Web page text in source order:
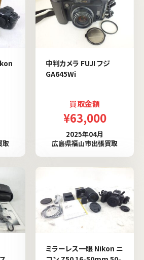
取
中判カメラ FUJI フジ
GA645Wi
買取金額
¥63,000
2025年04月
広島県福山市出張買取
ミラーレス一眼 Nikon ニ